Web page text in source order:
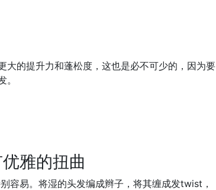
大的提升力和蓬松度，这也是必不可少的，因为要
雅的扭曲
容易。将湿的头发编成辫子，将其缠成发twist，